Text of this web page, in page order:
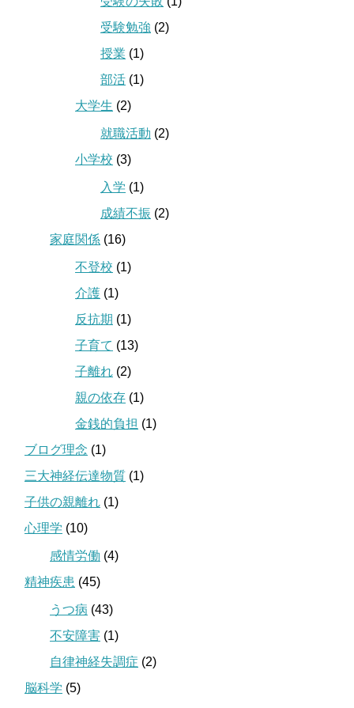
受験勉強 (2)
授業 (1)
部活 (1)
大学生 (2)
就職活動 (2)
小学校 (3)
入学 (1)
成績不振 (2)
家庭関係 (16)
不登校 (1)
介護 (1)
反抗期 (1)
子育て (13)
子離れ (2)
親の依存 (1)
金銭的負担 (1)
ブログ理念 (1)
三大神経伝達物質 (1)
子供の親離れ (1)
心理学 (10)
感情労働 (4)
精神疾患 (45)
うつ病 (43)
不安障害 (1)
自律神経失調症 (2)
脳科学 (5)